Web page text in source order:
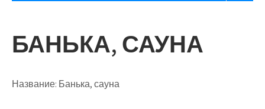
БАНЬКА, САУНА
Название: Банька, сауна